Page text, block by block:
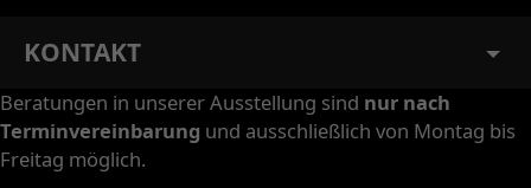
KONTAKT
Beratungen in unserer Ausstellung sind nur nach
Terminvereinbarung und ausschließlich von Montag bis
Freitag möglich.